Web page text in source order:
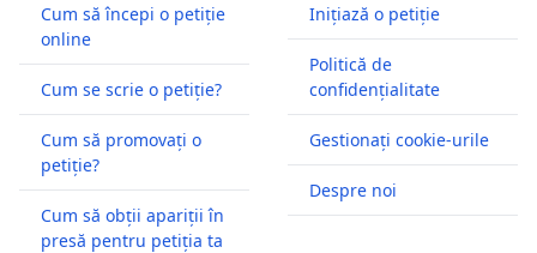
Cum să începi o petiție
online
Cum se scrie o petiție?
Cum să promovați o
petiție?
Cum să obții apariții în
presă pentru petiția ta
Inițiază o petiție
Politică de
confidențialitate
Gestionați cookie-urile
Despre noi